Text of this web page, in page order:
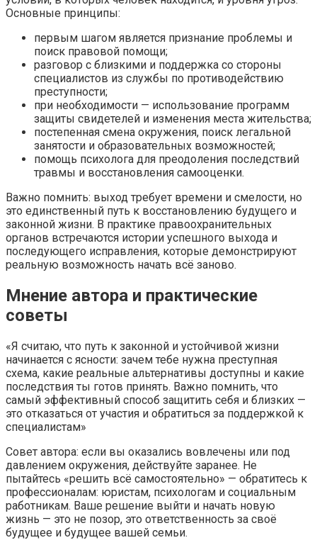
Основные принципы:
первым шагом является признание проблемы и
поиск правовой помощи;
разговор с близкими и поддержка со стороны
специалистов из службы по противодействию
преступности;
при необходимости — использование программ
защиты свидетелей и изменения места жительства;
постепенная смена окружения, поиск легальной
занятости и образовательных возможностей;
помощь психолога для преодоления последствий
травмы и восстановления самооценки.
Важно помнить: выход требует времени и смелости, но
это единственный путь к восстановлению будущего и
законной жизни. В практике правоохранительных
органов встречаются истории успешного выхода и
последующего исправления, которые демонстрируют
реальную возможность начать всё заново.
Мнение автора и практические
советы
«Я считаю, что путь к законной и устойчивой жизни
начинается с ясности: зачем тебе нужна преступная
схема, какие реальные альтернативы доступны и какие
последствия ты готов принять. Важно помнить, что
самый эффективный способ защитить себя и близких —
это отказаться от участия и обратиться за поддержкой к
специалистам»
Совет автора: если вы оказались вовлечены или под
давлением окружения, действуйте заранее. Не
пытайтесь «решить всё самостоятельно» — обратитесь к
профессионалам: юристам, психологам и социальным
работникам. Ваше решение выйти и начать новую
жизнь — это не позор, это ответственность за своё
будущее и будущее вашей семьи.